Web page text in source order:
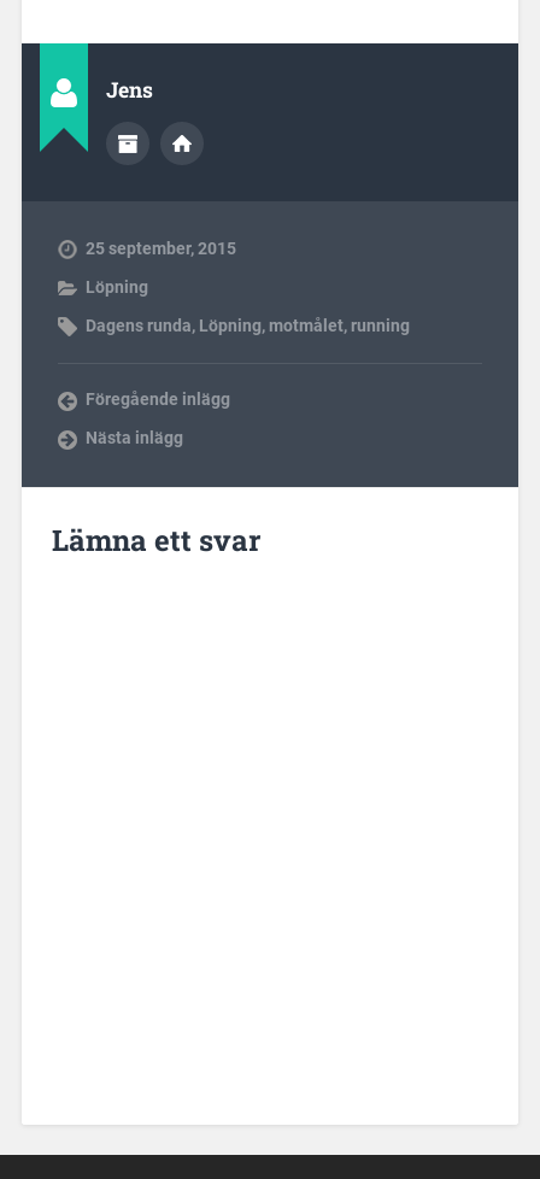
Jens
25 september, 2015
Löpning
Dagens runda, Löpning, motmålet, running
Föregående inlägg
Nästa inlägg
Lämna ett svar